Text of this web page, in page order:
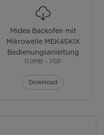
Midea Backofen mit
Mikrowelle MEK45KIX
Bedienungsanleitung
11.0MB – PDF
Download